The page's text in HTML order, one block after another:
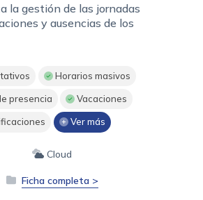
la gestión de las jornadas
y ausencias de los
Horarios masivos
presencia Vacaciones
Ver más
Cloud
Ficha completa >